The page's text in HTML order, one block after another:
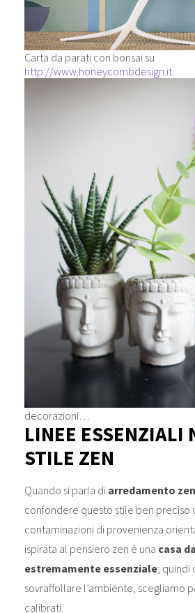
Carta da parati con bonsai su
http://www.honeycombdesign.it
decorazioni…
LINEE ESSENZIALI
STILE ZEN
Quando si parla di arredamento zen
confondere questo stile ben
contaminazioni di provenienza
ispirata al pensiero zen è una casa
estremamente essenziale; quindi
sovraffollare l’ambiente, scegliamo
calibrati.